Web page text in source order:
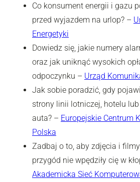
Co konsument energii i gazu
przed wyjazdem na urlop? –
Energetyki
Dowiedz się, jakie numery
oraz jak uniknąć wysokich
odpoczynku – Urząd
Jak sobie poradzić, gdy
strony linii lotniczej, hotelu
auta? – Europejskie Centrum
Polska
Zadbaj o to, aby zdjęcia i
przygód nie wpędziły cię w
Akademicka Sieć